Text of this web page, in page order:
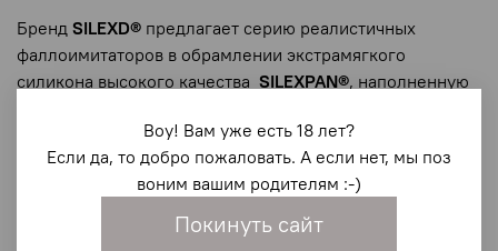
Бренд SILEXD® предлагает серию реалистичных
фаллоимитаторов в обрамлении экстрамягкого
силикона высокого качества SILEXPAN®, наполненную
реалистических ощущений и неповторимого
удовольствия.
SILEXPAN®используется для наполнения
Воу! Вам уже есть 18 лет?
Если да, то добро пожаловать. А если нет, мы поз
воним вашим родителям :-)
Покинуть сайт